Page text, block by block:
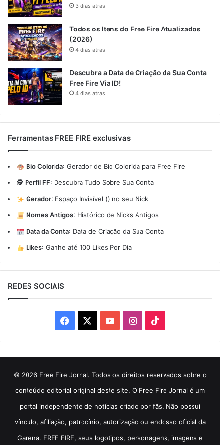
3 dias atras
Todos os Itens do Free Fire Atualizados
(2026)
4 dias atras
Descubra a Data de Criação da Sua Conta
Free Fire Via ID!
4 dias atras
Ferramentas FREE FIRE exclusivas
Bio Colorida: Gerador de Bio Colorida para Free Fire
🕵️ Perfil FF: Descubra Tudo Sobre Sua Conta
Gerador: Espaço Invisível (ㅤ) no seu Nick
Nomes Antigos: Histórico de Nicks Antigos
Data da Conta: Data de Criação da Sua Conta
Likes: Ganhe até 100 Likes Por Dia
REDES SOCIAIS
Facebook YouTubeInstagram
© 2026 Free Fire Jornal. Todos os direitos reservados sobre o
conteúdo editorial original deste site. O Free Fire Jornal é um
portal independente de notícias criado por fãs. Não possui
vínculo, afiliação, patrocínio, autorização ou endosso oficial da
Garena. FREE FIRE, seus logotipos, personagens, imagens e